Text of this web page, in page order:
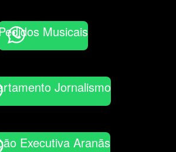
Musicais
Jornalismo
Executiva Aranãs